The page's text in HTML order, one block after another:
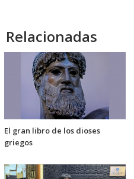
Relacionadas
El gran libro de los dioses
griegos